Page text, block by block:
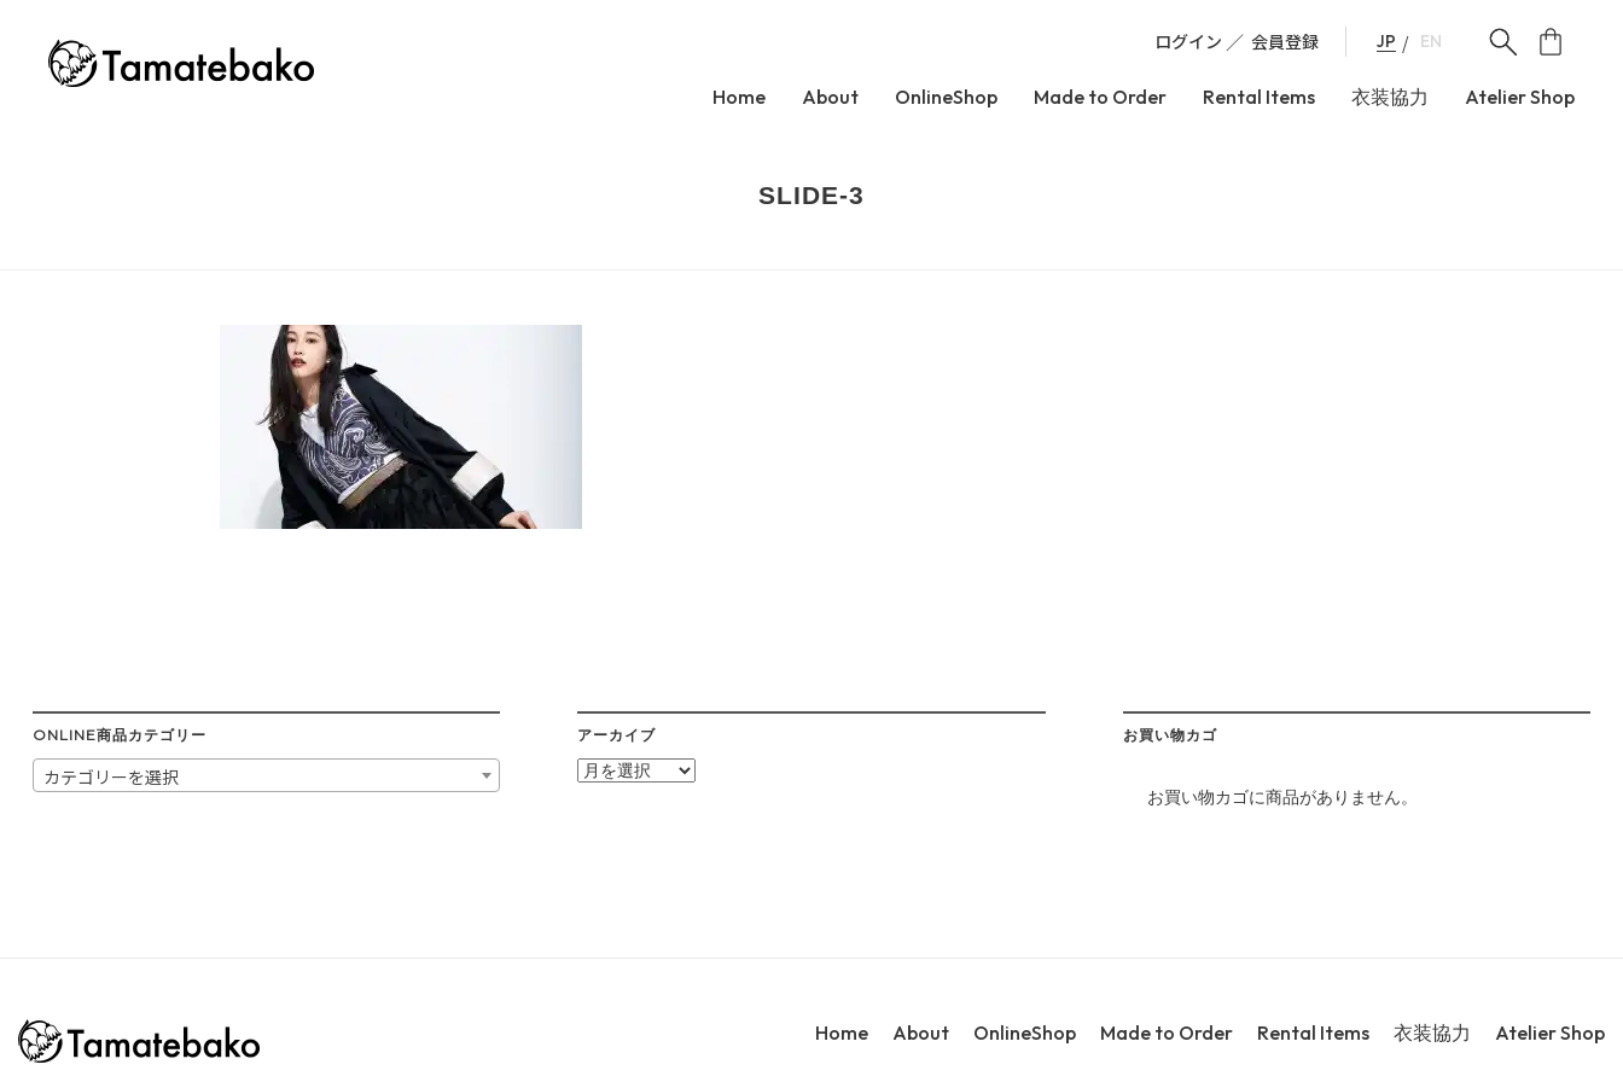
ログイン 会員登録 JP EN
Home About OnlineShop Made to Order Rental Items 衣装協力 Atelier Shop
SLIDE-3
ONLINE商品カテゴリー
カテゴリーを選択
アーカイブ
ア
お買い物カゴ
お買い物カゴに商品がありません。
Home About OnlineShop Made to Order Rental Items 衣装協力 Atelier Shop